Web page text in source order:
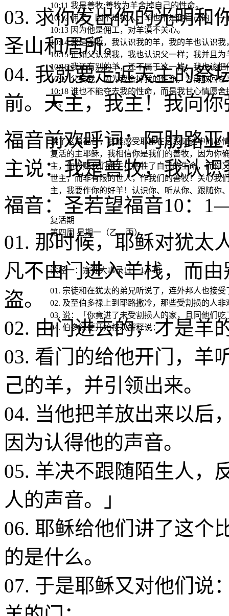
10:11 我是善牧:善牧为羊舍掉自己的性命。
10:12 佣工，因不是牧人，羊也不是他自己的，
10:13 因为他是佣工，对羊漠不关心。
10:14 我是善牧，我认识我的羊，我的羊也认识我
10:15 正如父认识我，我也认识父一样；我并且
10:16 我还有别的羊，还不属于这一栈，我也该
10:17 父爱我，因为我舍掉我的性命，为再取回它
10:18 谁也不能夺去我的性命，而是我甘心情愿
令。
读了这篇福音，我能感受耶稣在这段记述中的心
复活的主耶稣，我相信你是我们的善牧，因为你
主，你为赐我们永生，牺牲了自己的生命，而你
世主，而非有限的世人，作我们的善牧！关心我
主，我要作你的好羊！认识你、听从你、跟随你
复活期
第四周 星期一（乙、丙）
读经一：宗徒大事录11：1—18
01. 宗徒和在犹太的弟兄听说了，连外邦人也接受
02. 及至伯多禄上到耶路撒冷，那些受割损的人非
03. 说：「你竟进了未受割损人的家，且同他们吃
04. 伯多禄便开始按次解释说：
03. 求你发出你的光明和
圣山和居所。
04. 我就要走近天主的祭
前。天主，我主！我向
福音前欢呼词：阿肋路亚
主说：我是善牧，我认
福音：圣若望福音10：
01. 那时候，耶稣对犹太
凡不由门进入羊栈，而
盗。
02. 由门进去的，才是羊
03. 看门的给他开门，羊
己的羊，并引领出来。
04. 当他把羊放出来以后
因为认得他的声音。
05. 羊决不跟随陌生人，
人的声音。」
06. 耶稣给他们讲了这个
的是什么。
07. 于是耶稣又对他们说